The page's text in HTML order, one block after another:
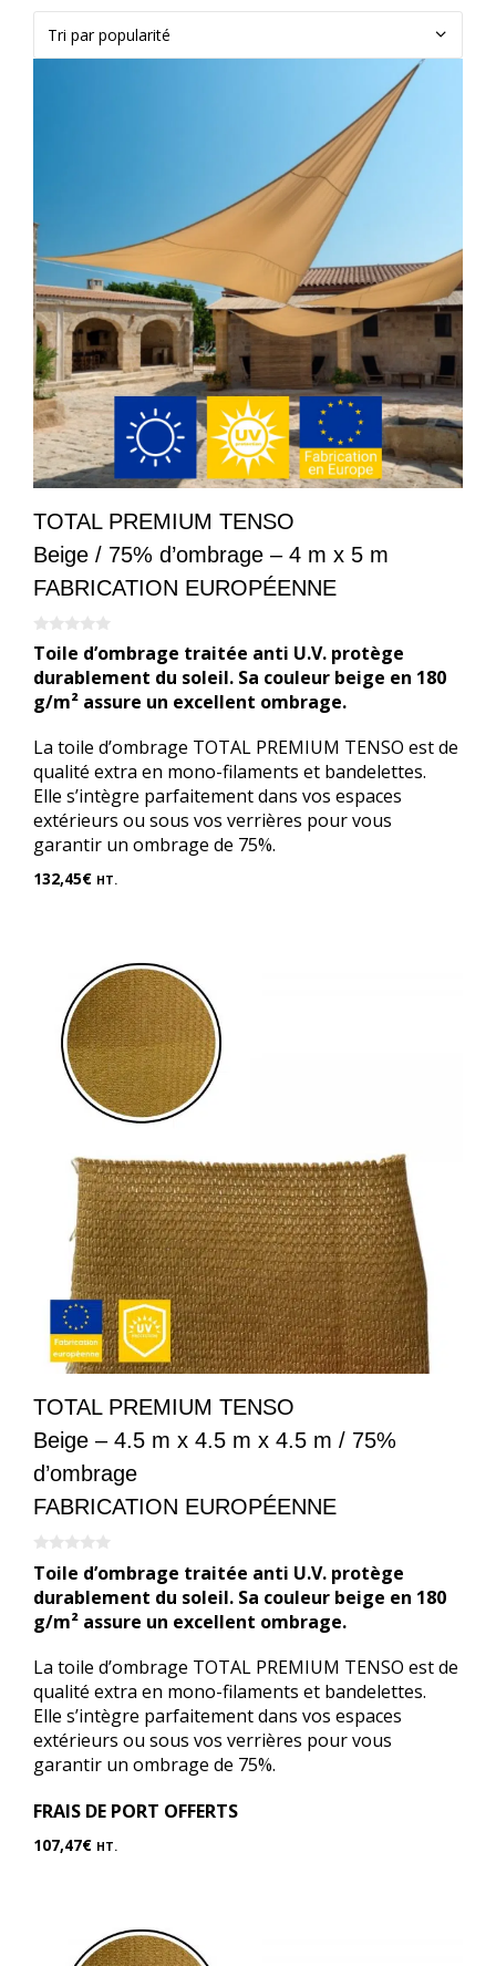
TOTAL PREMIUM TENSO
Beige / 75% d’ombrage – 4 m x 5 m
FABRICATION EUROPÉENNE
0
s
u
r
5
Toile d’ombrage traitée anti U.V. protège
durablement du soleil. Sa couleur beige en 180
g/m² assure un excellent ombrage.
La toile d’ombrage TOTAL PREMIUM TENSO est de
qualité extra en mono-filaments et bandelettes.
Elle s’intègre parfaitement dans vos espaces
extérieurs ou sous vos verrières pour vous
garantir un ombrage de 75%.
132,45€ HT.
TOTAL PREMIUM TENSO
Beige – 4.5 m x 4.5 m x 4.5 m / 75%
d’ombrage
FABRICATION EUROPÉENNE
0
s
u
r
5
Toile d’ombrage traitée anti U.V. protège
durablement du soleil. Sa couleur beige en 180
g/m² assure un excellent ombrage.
La toile d’ombrage TOTAL PREMIUM TENSO est de
qualité extra en mono-filaments et bandelettes.
Elle s’intègre parfaitement dans vos espaces
extérieurs ou sous vos verrières pour vous
garantir un ombrage de 75%.
FRAIS DE PORT OFFERTS
107,47€ HT.